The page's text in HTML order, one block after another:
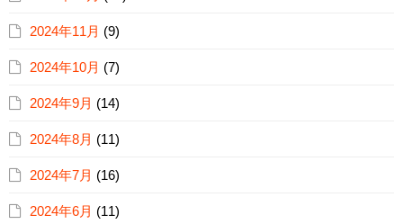
2024年11月 (9)
2024年10月 (7)
2024年9月 (14)
2024年8月 (11)
2024年7月 (16)
2024年6月 (11)